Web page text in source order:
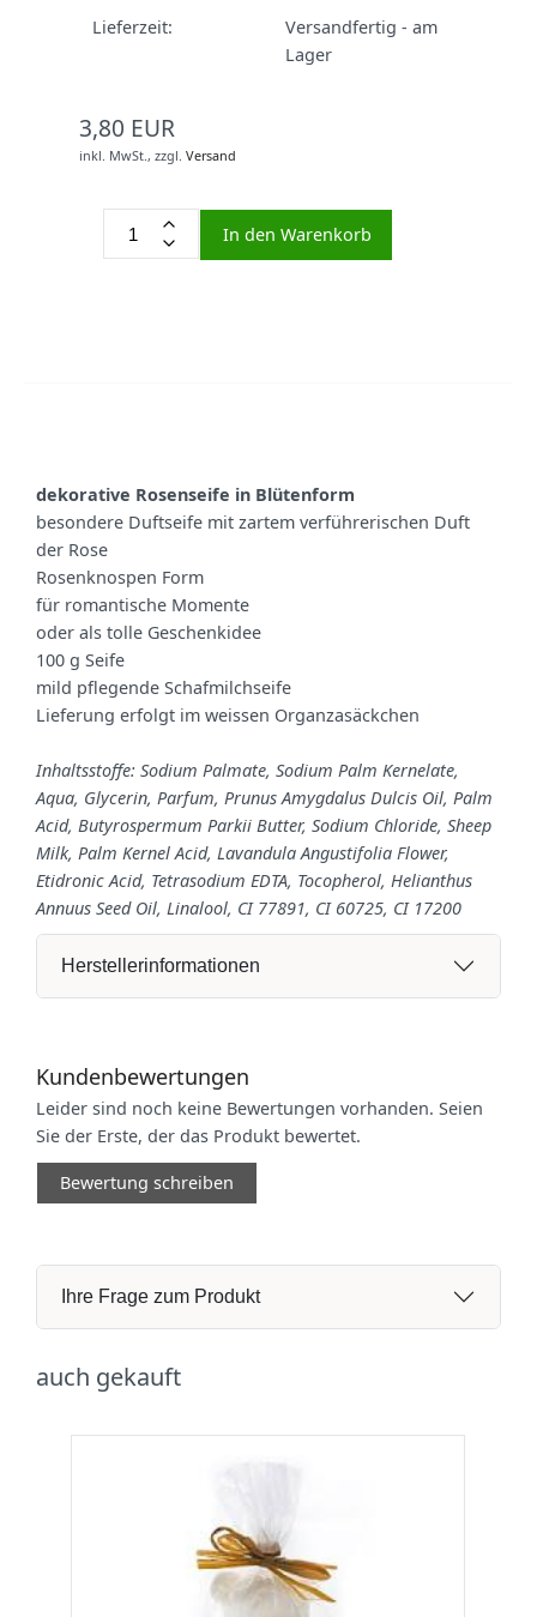
Lieferzeit:
Versandfertig - am
Lager
3,80 EUR
inkl. MwSt., zzgl. Versand
In den Warenkorb
dekorative Rosenseife in Blütenform
besondere Duftseife mit zartem verführerischen Duft
der Rose
Rosenknospen Form
für romantische Momente
oder als tolle Geschenkidee
100 g Seife
mild pflegende Schafmilchseife
Lieferung erfolgt im weissen Organzasäckchen
Inhaltsstoffe: Sodium Palmate, Sodium Palm Kernelate,
Aqua, Glycerin, Parfum, Prunus Amygdalus Dulcis Oil, Palm
Acid, Butyrospermum Parkii Butter, Sodium Chloride, Sheep
Milk, Palm Kernel Acid, Lavandula Angustifolia Flower,
Etidronic Acid, Tetrasodium EDTA, Tocopherol, Helianthus
Annuus Seed Oil, Linalool, CI 77891, CI 60725, CI 17200
Herstellerinformationen
Kundenbewertungen
Leider sind noch keine Bewertungen vorhanden. Seien
Sie der Erste, der das Produkt bewertet.
Bewertung schreiben
Ihre Frage zum Produkt
auch gekauft